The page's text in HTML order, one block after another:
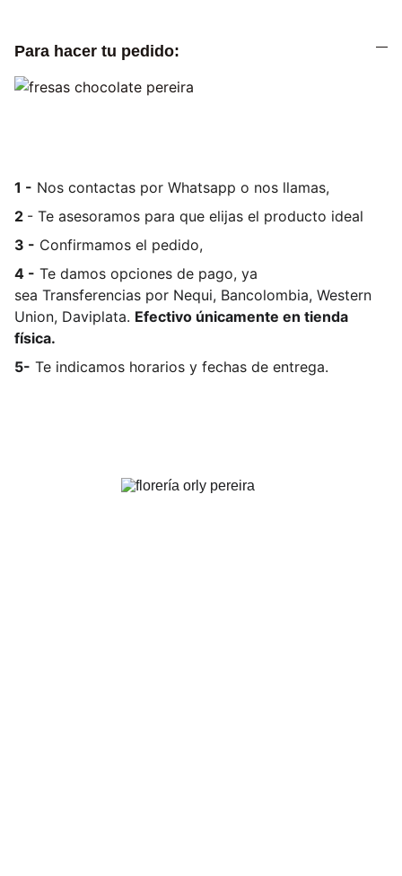
Para hacer tu pedido:
1 - Nos contactas por Whatsapp o nos llamas,
2 - Te asesoramos para que elijas el producto ideal
3 - Confirmamos el pedido,
4 - Te damos opciones de pago, ya
sea Transferencias por Nequi, Bancolombia, Western
Union, Daviplata. Efectivo únicamente en tienda
física.
5- Te indicamos horarios y fechas de entrega.